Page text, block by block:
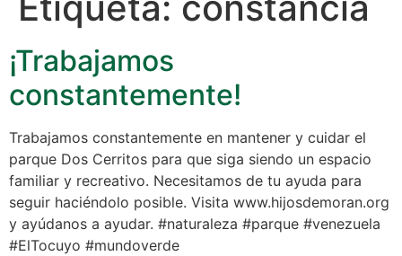
¡Trabajamos
constantemente!
Trabajamos constantemente en mantener y cuidar el
parque Dos Cerritos para que siga siendo un espacio
familiar y recreativo. Necesitamos de tu ayuda para
seguir haciéndolo posible. Visita www.hijosdemoran.org
y ayúdanos a ayudar. #naturaleza #parque #venezuela
#ElTocuyo #mundoverde